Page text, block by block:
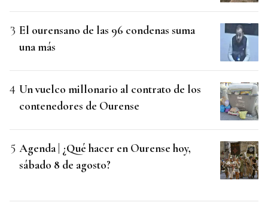
El ourensano de las 96 condenas suma
una más
Un vuelco millonario al contrato de los
contenedores de Ourense
Agenda | ¿Qué hacer en Ourense hoy,
sábado 8 de agosto?